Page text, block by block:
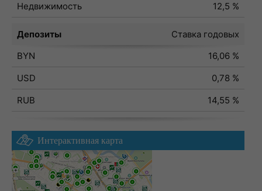
Недвижимость
12,5 %
Депозиты
Ставка годовых
BYN
16,06 %
USD
0,78 %
RUB
14,55 %
Интерактивная карта